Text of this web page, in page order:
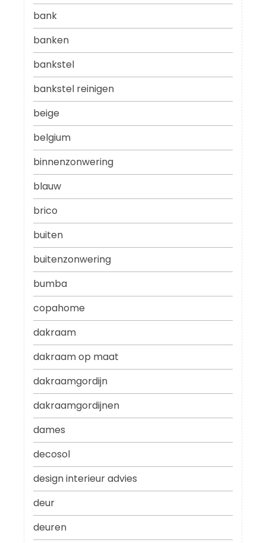
bank
banken
bankstel
bankstel reinigen
beige
belgium
binnenzonwering
blauw
brico
buiten
buitenzonwering
bumba
copahome
dakraam
dakraam op maat
dakraamgordijn
dakraamgordijnen
dames
decosol
design interieur advies
deur
deuren